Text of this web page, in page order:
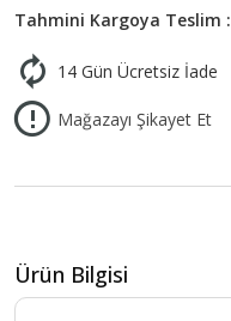
Tahmini Kargoya Teslim :
14 Gün Ücretsiz İade
Mağazayı Şikayet Et
Ürün Bilgisi